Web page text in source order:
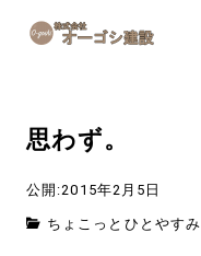
手しごと
思わず。
公開:2015年2月5日
ちょこっとひとやすみ